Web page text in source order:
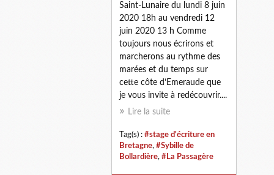
Saint-Lunaire du lundi 8 juin
2020 18h au vendredi 12
juin 2020 13 h Comme
toujours nous écrirons et
marcherons au rythme des
marées et du temps sur
cette côte d’Emeraude que
je vous invite à redécouvrir....
Lire la suite
Tag(s) : #stage d'écriture en
Bretagne, #Sybille de
Bollardière, #La Passagère